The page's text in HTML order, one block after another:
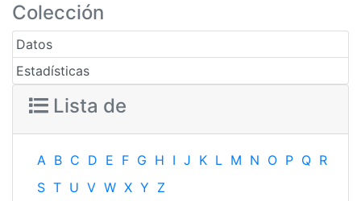
Colección
Datos
Estadísticas
Lista de
A B C D E F G H I J K L M N O P Q R
S T U V W X Y Z